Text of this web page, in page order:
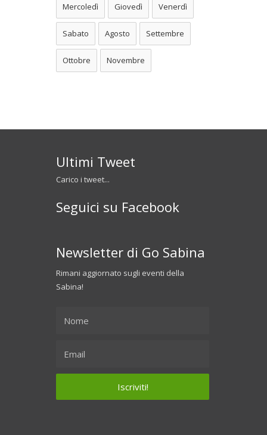
Mercoledì Giovedì Venerdì
Sabato Agosto Settembre
Ottobre Novembre
Ultimi Tweet
Carico i tweet...
Seguici su Facebook
Newsletter di Go Sabina
Rimani aggiornato sugli eventi della
Sabina!